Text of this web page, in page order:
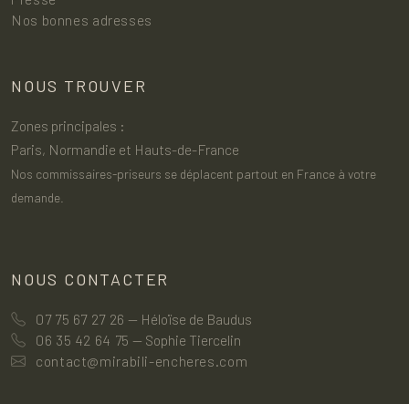
Nos bonnes adresses
NOUS TROUVER
Zones principales :
Paris, Normandie et Hauts-de-France
Nos commissaires-priseurs se déplacent partout en France à votre
demande.
NOUS CONTACTER
07 75 67 27 26 — Héloïse de Baudus
06 35 42 64 75 — Sophie Tiercelin
contact@mirabili-encheres.com